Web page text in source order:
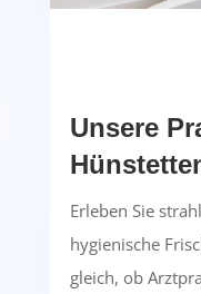
Unsere
Erleben Sie
hygienische
gleich, ob